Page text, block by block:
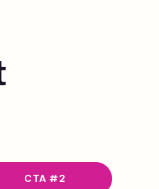
CTA #2